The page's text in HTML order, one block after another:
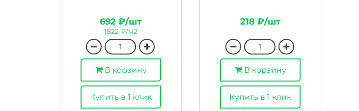
692 ₽/шт
1822 ₽/м2
В корзину
Купить в 1 клик
218 ₽/шт
В корзину
Купить в 1 клик